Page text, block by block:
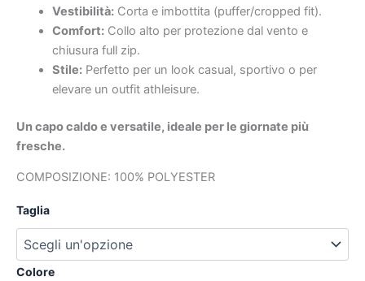
Vestibilità:Corta e imbottita (puffer/cropped fit).
Comfort:Collo alto per protezione dal vento e
chiusura full zip.
Stile:Perfetto per un look casual, sportivo o per
elevare un outfit athleisure.
Un capo caldo e versatile, ideale per le giornate più
fresche.
COMPOSIZIONE: 100% POLYESTER
Taglia
Colore